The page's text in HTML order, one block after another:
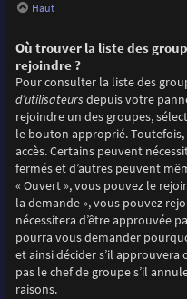
Haut
Où trouver la liste des
rejoindre ?
Pour consulter la liste des
d’utilisateurs depuis votre
rejoindre un des groupes,
le bouton approprié.
accès. Certains peuvent
fermés et d’autres peuvent
« Ouvert », vous pouvez le
la demande », vous pouvez
nécessitera d’être approuvée
pourra vous demander
et ainsi décider s’il
pas le chef de groupe s’il
raisons.